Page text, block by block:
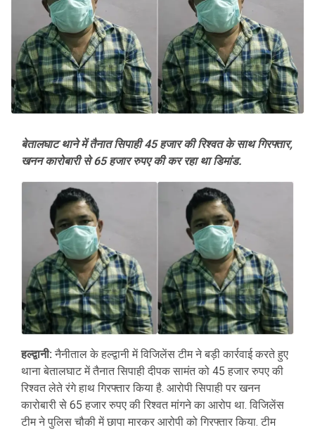
बेतालघाट थाने में तैनात सिपाही 45 हजार की रिश्वत के साथ गिरफ्तार,
खनन कारोबारी से 65 हजार रुपए की कर रहा था डिमांड.
हल्द्वानी: नैनीताल के हल्द्वानी में विजिलेंस टीम ने बड़ी कार्रवाई करते हुए
थाना बेतालघाट में तैनात सिपाही दीपक सामंत को 45 हजार रुपए की
रिश्वत लेते रंगे हाथ गिरफ्तार किया है. आरोपी सिपाही पर खनन
कारोबारी से 65 हजार रुपए की रिश्वत मांगने का आरोप था. विजिलेंस
टीम ने पुलिस चौकी में छापा मारकर आरोपी को गिरफ्तार किया. टीम